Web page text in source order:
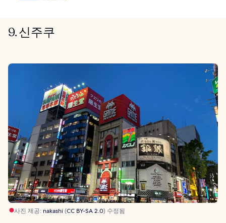
9. 신주쿠
사진 제공: nakashi (CC BY-SA 2.0) 수정됨